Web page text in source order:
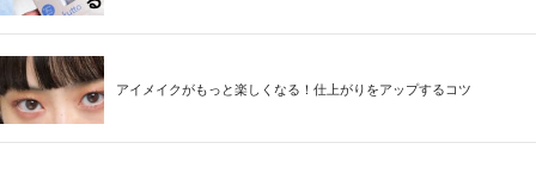
アイメイクがもっと楽しくなる！仕上がりをアップするコツ